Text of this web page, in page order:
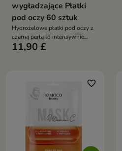
wygładzające Płatki
pod oczy 60 sztuk
Hydrożelowe płatki pod oczy z
czarną perłą to intensywnie
rozświetlająca i wygładzająca
11,90 £
favorite_border